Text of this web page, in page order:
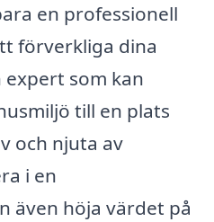
en professionell
förverkliga dina
expert som kan
till en plats
och njuta av
i en
även höja värdet på